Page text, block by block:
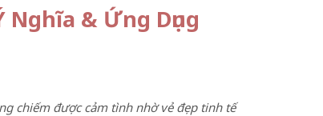
& Ứng Dụng
chiếm được cảm tình nhờ vẻ đẹp tinh tế